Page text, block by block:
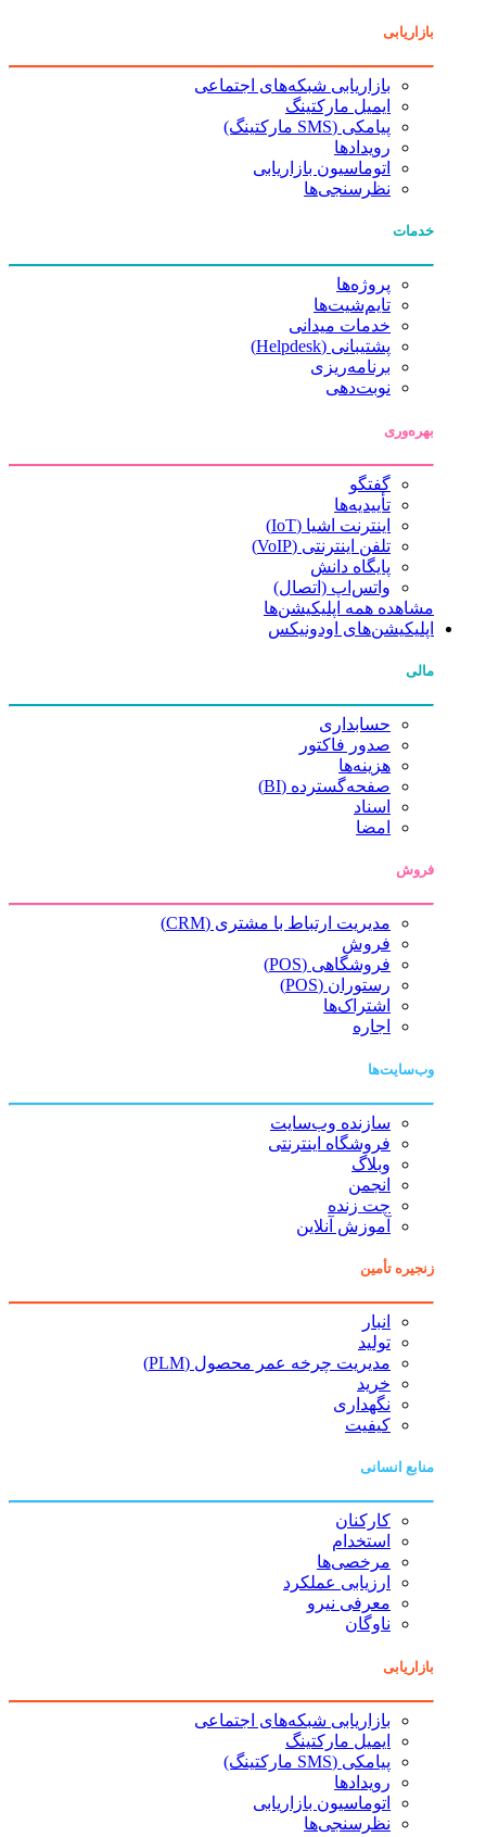
بازاریابی
بازاریابی شبکه‌های اجتماعی
ایمیل مارکتینگ
پیامکی (SMS مارکتینگ)
رویدادها
اتوماسیون بازاریابی
نظرسنجی‌ها
خدمات
پروژه‌ها
تایم‌شیت‌ها
خدمات میدانی
پشتیبانی (Helpdesk)
برنامه‌ریزی
نوبت‌دهی
بهره‌وری
گفتگو
تأییدیه‌ها
اینترنت اشیا (IoT)
تلفن اینترنتی (VoIP)
پایگاه دانش
واتس‌اپ (اتصال)
مشاهده همه اپلیکیشن‌ها
اپلیکیشن‌های اودونیکس
مالی
حسابداری
صدور فاکتور
هزینه‌ها
صفحه‌گسترده (BI)
اسناد
امضا
فروش
مدیریت ارتباط با مشتری (CRM)
فروش
فروشگاهی (POS)
رستوران (POS)
اشتراک‌ها
اجاره
وب‌سایت‌ها
سازنده وب‌سایت
فروشگاه اینترنتی
وبلاگ
انجمن
چت زنده
آموزش آنلاین
زنجیره تأمین
انبار
تولید
مدیریت چرخه عمر محصول (PLM)
خرید
نگهداری
کیفیت
منابع انسانی
کارکنان
استخدام
مرخصی‌ها
ارزیابی عملکرد
معرفی نیرو
ناوگان
بازاریابی
بازاریابی شبکه‌های اجتماعی
ایمیل مارکتینگ
پیامکی (SMS مارکتینگ)
رویدادها
اتوماسیون بازاریابی
نظرسنجی‌ها